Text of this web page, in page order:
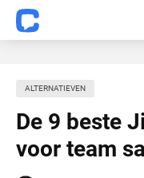
ALTERNATIEVEN
De 9 beste
voor team